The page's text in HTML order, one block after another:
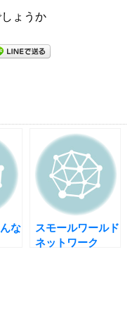
ょうか
な
スモールワールド
ネットワーク